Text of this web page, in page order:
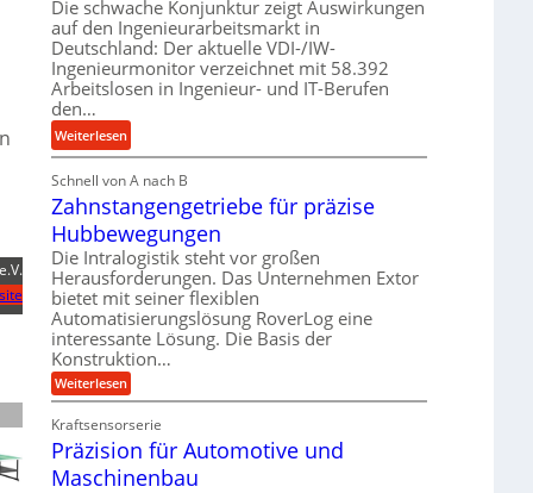
r
a
u
i
k
i
V
e
r
g
l
e
i
c
h
n
g
l
e
g
e
u
g
e
l
g
e
w
i
n
d
e
e
s
s
t
i
g
e
r
t
m
s
a
t
z
u
d
A
u
Die schwache Konjunktur zeigt Auswirkungen
auf den Ingenieurarbeitsmarkt in
Deutschland: Der aktuelle VDI-/IW-
Ingenieurmonitor verzeichnet mit 58.392
Arbeitslosen in Ingenieur- und IT-Berufen
den…
Weiterlesen:
M
e
h
A
r
b
e
i
t
s
l
o
s
e
Schnell von A nach B
Zahnstangengetriebe für präzise
Hubbewegungen
Die Intralogistik steht vor großen
Herausforderungen. Das Unternehmen Extor
bietet mit seiner flexiblen
Automatisierungslösung RoverLog eine
interessante Lösung. Die Basis der
Konstruktion…
Weiterlesen:
Z
h
n
s
t
Kraftsensorserie
Präzision für Automotive und
Maschinenbau